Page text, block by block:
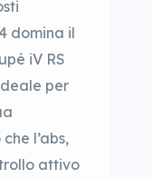
domina il
iV RS
per
l’abs,
attivo